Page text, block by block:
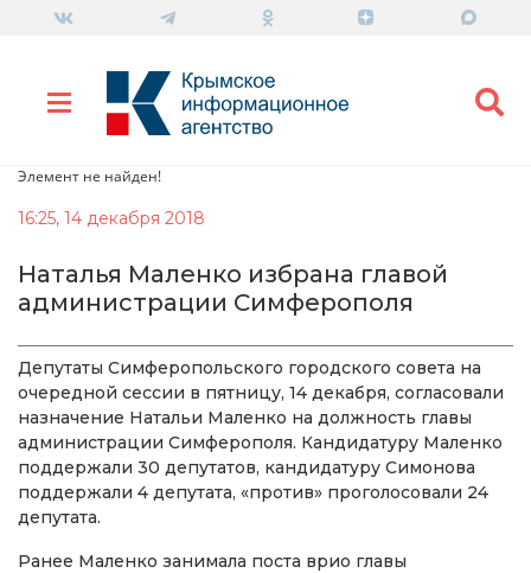
Элемент не найден!
16:25, 14 декабря 2018
Наталья Маленко избрана главой
администрации Симферополя
Депутаты Симферопольского городского совета на
очередной сессии в пятницу, 14 декабря, согласовали
назначение Натальи Маленко на должность главы
администрации Симферополя. Кандидатуру Маленко
поддержали 30 депутатов, кандидатуру Симонова
поддержали 4 депутата, «против» проголосовали 24
депутата.
Ранее Маленко занимала поста врио главы